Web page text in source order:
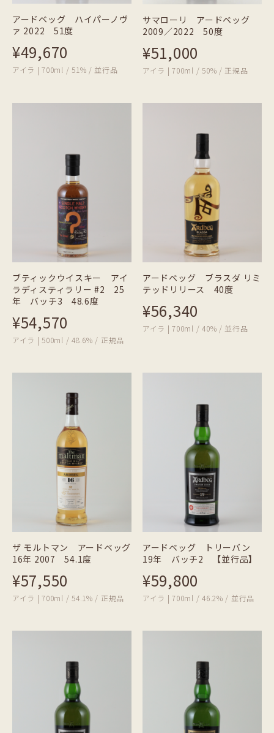
アードベッグ ハイパーノヴ
ァ 2022 51度
¥49,670
アイラ | 700ml / 51% / 並行品
サマローリ アードベッグ
2009／2022 50度
¥51,000
アイラ | 700ml / 50% / 正規品
ブティックウイスキー アイ
ラディスティラリー #2 25
年 バッチ3 48.6度
¥54,570
アイラ | 500ml / 48.6% / 正規品
アードベッグ ブラスダ リミ
テッドリリース 40度
¥56,340
アイラ | 700ml / 40% / 並行品
ザ モルトマン アードベッグ
16年 2007 54.1度
¥57,550
アイラ | 700ml / 54.1% / 正規品
アードベッグ トリーバン
19年 バッチ2 【並行品】
¥59,800
アイラ | 700ml / 46.2% / 並行品